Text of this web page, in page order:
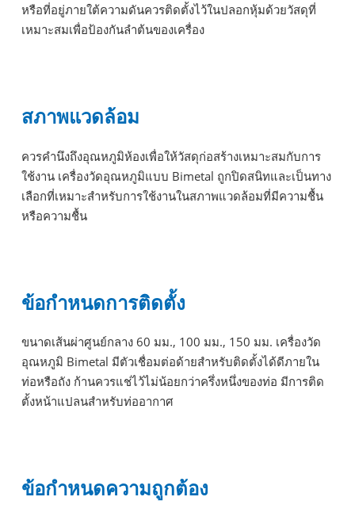
หรือที่อยู่ภายใต้ความดันควรติดตั้งไว้ในปลอกหุ้มด้วยวัสดุที่
เหมาะสมเพื่อป้องกันลำต้นของเครื่อง
สภาพแวดล้อม
ควรคำนึงถึงอุณหภูมิห้องเพื่อให้วัสดุก่อสร้างเหมาะสมกับการ
ใช้งาน เครื่องวัดอุณหภูมิแบบ Bimetal ถูกปิดสนิทและเป็นทาง
เลือกที่เหมาะสำหรับการใช้งานในสภาพแวดล้อมที่มีความชื้น
หรือความชื้น
ข้อกำหนดการติดตั้ง
ขนาดเส้นผ่าศูนย์กลาง 60 มม., 100 มม., 150 มม. เครื่องวัด
อุณหภูมิ Bimetal มีตัวเชื่อมต่อด้ายสำหรับติดตั้งได้ดีภายใน
ท่อหรือถัง ก้านควรแช่ไว้ไม่น้อยกว่าครึ่งหนึ่งของท่อ มีการติด
ตั้งหน้าแปลนสำหรับท่ออากาศ
ข้อกำหนดความถูกต้อง